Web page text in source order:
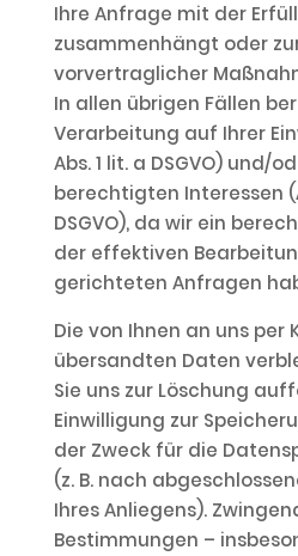
Ihre Anfrage mit der
zusammenhängt oder
vorvertraglicher
In allen übrigen Fällen
Verarbeitung auf Ihrer
Abs. 1 lit. a DSGVO) und/
berechtigten Interessen
DSGVO), da wir ein
der effektiven
gerichteten Anfragen
Die von Ihnen an uns
übersandten Daten
Sie uns zur Löschung
Einwilligung zur
der Zweck für die
(z. B. nach
Ihres Anliegens).
Bestimmungen –